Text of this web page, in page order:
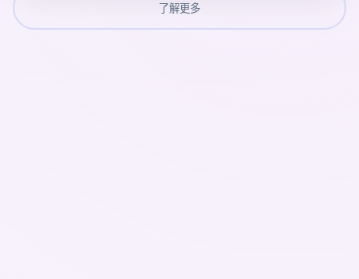
了解更多